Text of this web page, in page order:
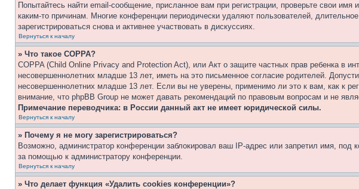
Попытайтесь найти email-сообщение, присланное вам при регистрации, проверьте свои
каким-то причинам. Многие конференции периодически удаляют пользователей,
зарегистрироваться снова и активнее участвовать в дискуссиях.
Вернуться к началу
» Что такое COPPA?
COPPA (Child Online Privacy and Protection Act), или Акт о защите частных прав ребенка в
несовершеннолетних младше 13 лет, иметь на это письменное согласие родителей.
несовершеннолетних младше 13 лет. Если вы не уверены, применимо ли это к вам, как к
внимание, что phpBB Group не может давать рекомендаций по правовым вопросам и не
Примечание переводчика: в России данный акт не имеет юридической силы.
Вернуться к началу
» Почему я не могу зарегистрироваться?
Возможно, администратор конференции заблокировал ваш IP-адрес или запретил имя, под
за помощью к администратору конференции.
Вернуться к началу
» Что делает функция «Удалить cookies конференции»?